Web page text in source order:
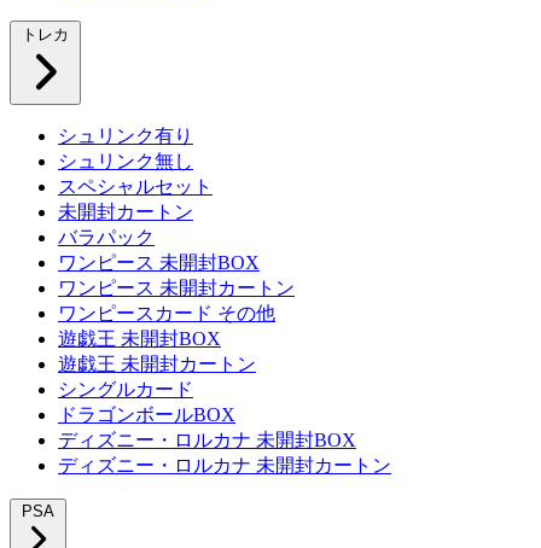
トレカ
シュリンク有り
シュリンク無し
スペシャルセット
未開封カートン
バラパック
ワンピース 未開封BOX
ワンピース 未開封カートン
ワンピースカード その他
遊戯王 未開封BOX
遊戯王 未開封カートン
シングルカード
ドラゴンボールBOX
ディズニー・ロルカナ 未開封BOX
ディズニー・ロルカナ 未開封カートン
PSA